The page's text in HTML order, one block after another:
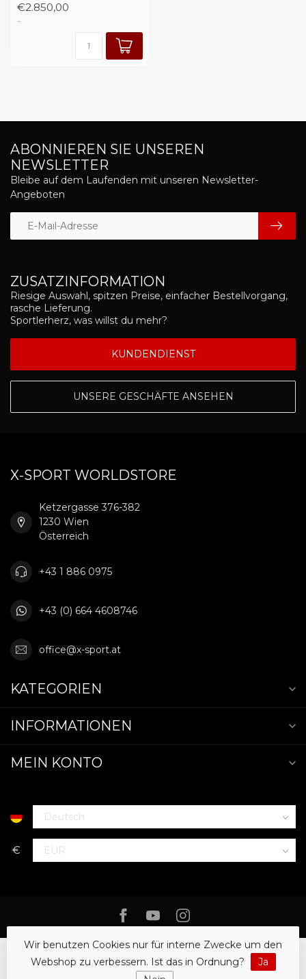
höchste Niv...
€2.850,00
-
ZUSATZINFORMATION
Riesige Auswahl, spitzen Preise, einfacher Bestellvorgang,
rasche Lieferung.
Sportlerherz, was willst du mehr?
KUNDENDIENST
UNSERE GESCHÄFTE ANSEHEN
ABONNIEREN SIE UNSEREN
NEWSLETTER
Bleibe auf dem Laufenden mit unseren Newsletter-
Angeboten
X-SPORT WORLDSTORE
Ketzergasse 376-382
1230 Wien
Österreich
+43 1 886 0975
+43 (0) 664 4608746
office@x-sport.at
KATEGORIEN
INFORMATIONEN
MEIN KONTO
€
Wir benutzen Cookies nur für interne Zwecke um den
Webshop zu verbessern. Ist das in Ordnung?
Ja